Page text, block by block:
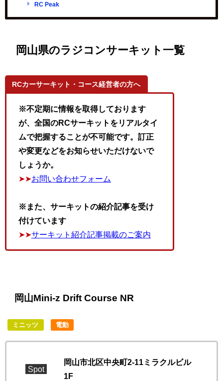
RC Peak
岡山県のラジコンサーキット一覧
RCカーサーキット・コース経営者の方へ
※不定期に情報を取得しております
が、全国のRCサーキットをリアルタイ
ムで把握することが不可能です。訂正
や変更などをお知らせいただけないで
しょうか。
➤➤お問い合わせフォーム
※また、サーキットの紹介記事を受け
付けています
➤➤サーキット紹介記事掲載のご案内
岡山Mini-z Drift Course NR
ミニッツ 電動
Spot
岡山市北区中央町2-11ミラクルビル
1F